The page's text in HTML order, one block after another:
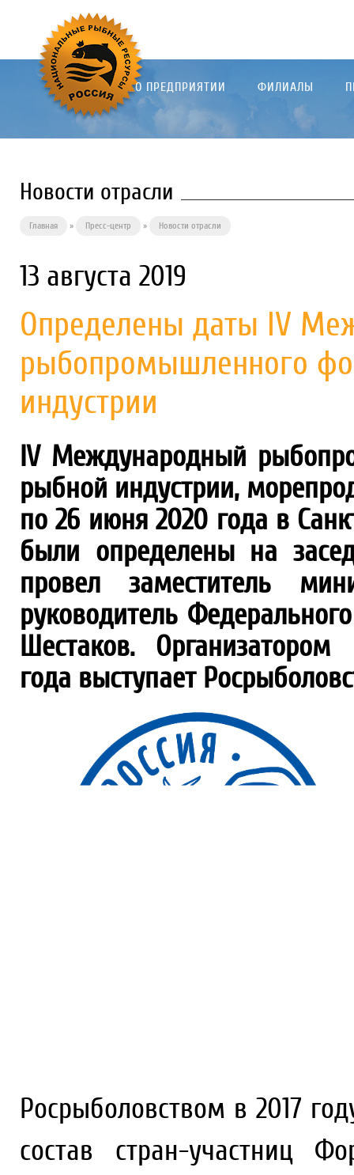
О ПРЕДПРИЯТИИ ФИЛИАЛЫ
Новости отрасли
Главная » Пресс-центр » Новости отрасли
13 августа 2019
Определены даты IV
рыбопромышленного
индустрии
IV Международный
рыбной индустрии,
по 26 июня 2020 года в
были определены на
провел заместитель
руководитель
Шестаков. Организатором
года выступает
Росрыболовством в 2017
состав стран-участниц